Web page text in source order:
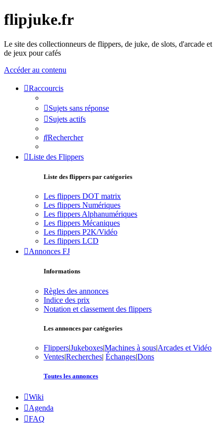
flipjuke.fr
Le site des collectionneurs de flippers, de juke, de slots, d'arcade et
de jeux pour cafés
Accéder au contenu
Raccourcis
Sujets sans réponse
Sujets actifs
Rechercher
Liste des Flippers
Liste des flippers par catégories
Les flippers DOT matrix
Les flippers Numériques
Les flippers Alphanumériques
Les flippers Mécaniques
Les flippers P2K/Vidéo
Les flippers LCD
Annonces FJ
Informations
Règles des annonces
Indice des prix
Notation et classement des flippers
Les annonces par catégories
Flippers|Jukeboxes|Machines à sous|Arcades et Vidéo
Ventes|Recherches| Échanges|Dons
Toutes les annonces
Wiki
Agenda
FAQ